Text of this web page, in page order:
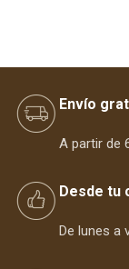
Envío
A partir de
Desde tu
De lunes a